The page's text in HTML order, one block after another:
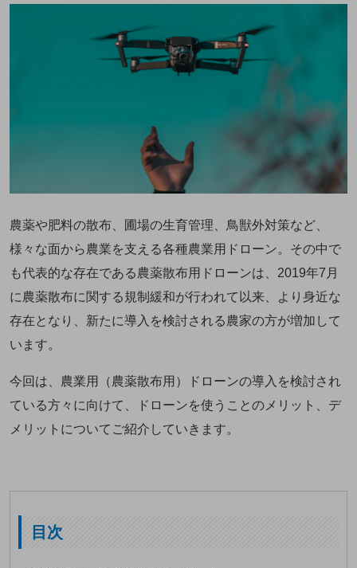
農薬や肥料の散布、圃場の生育管理、鳥獣外対策など、
様々な面から農業を支える各種農業用ドローン。その中で
も代表的な存在である農薬散布用ドローンは、2019年7月
に農薬散布に関する規制緩和が行われて以来、より身近な
存在となり、新たに導入を検討される農家の方が増加して
います。
今回は、農業用（農薬散布用）ドローンの導入を検討され
ている方々に向けて、ドローンを使うことのメリット、デ
メリットについてご紹介していきます。
目次